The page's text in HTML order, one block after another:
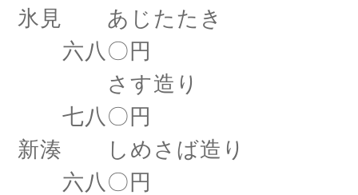
氷見 あじたたき
六八〇円
さす造り
七八〇円
新湊 しめさば造り
六八〇円